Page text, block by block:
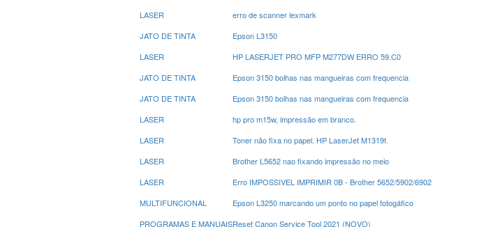
LASER
erro de scanner lexmark
JATO DE TINTA
Epson L3150
LASER
HP LASERJET PRO MFP M277DW ERRO 59.C0
JATO DE TINTA
Epson 3150 bolhas nas mangueiras com frequencia
JATO DE TINTA
Epson 3150 bolhas nas mangueiras com frequencia
LASER
hp pro m15w, impressão em branco.
LASER
Toner não fixa no papel. HP LaserJet M1319f.
LASER
Brother L5652 nao fixando impressão no meio
LASER
Erro IMPOSSIVEL IMPRIMIR 0B - Brother 5652/5902/6902
MULTIFUNCIONAL
Epson L3250 marcando um ponto no papel fotogáfico
PROGRAMAS E MANUAISReset Canon Service Tool 2021 (NOVO)